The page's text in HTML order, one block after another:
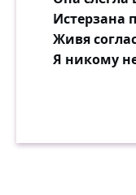
Истерзана
Живя
Я никому